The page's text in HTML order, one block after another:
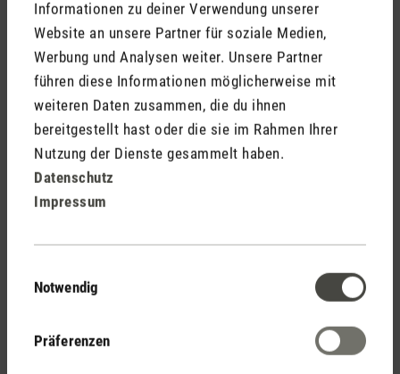
Informationen zu deiner Verwendung unserer
Website an unsere Partner für soziale Medien,
Werbung und Analysen weiter. Unsere Partner
führen diese Informationen möglicherweise mit
weiteren Daten zusammen, die du ihnen
bereitgestellt hast oder die sie im Rahmen Ihrer
Nutzung der Dienste gesammelt haben.
Datenschutz
Impressum
Notwendig
Präferenzen
Stadler Form
Deine Vorteile
Kostenloser Versand
ab CHF 50